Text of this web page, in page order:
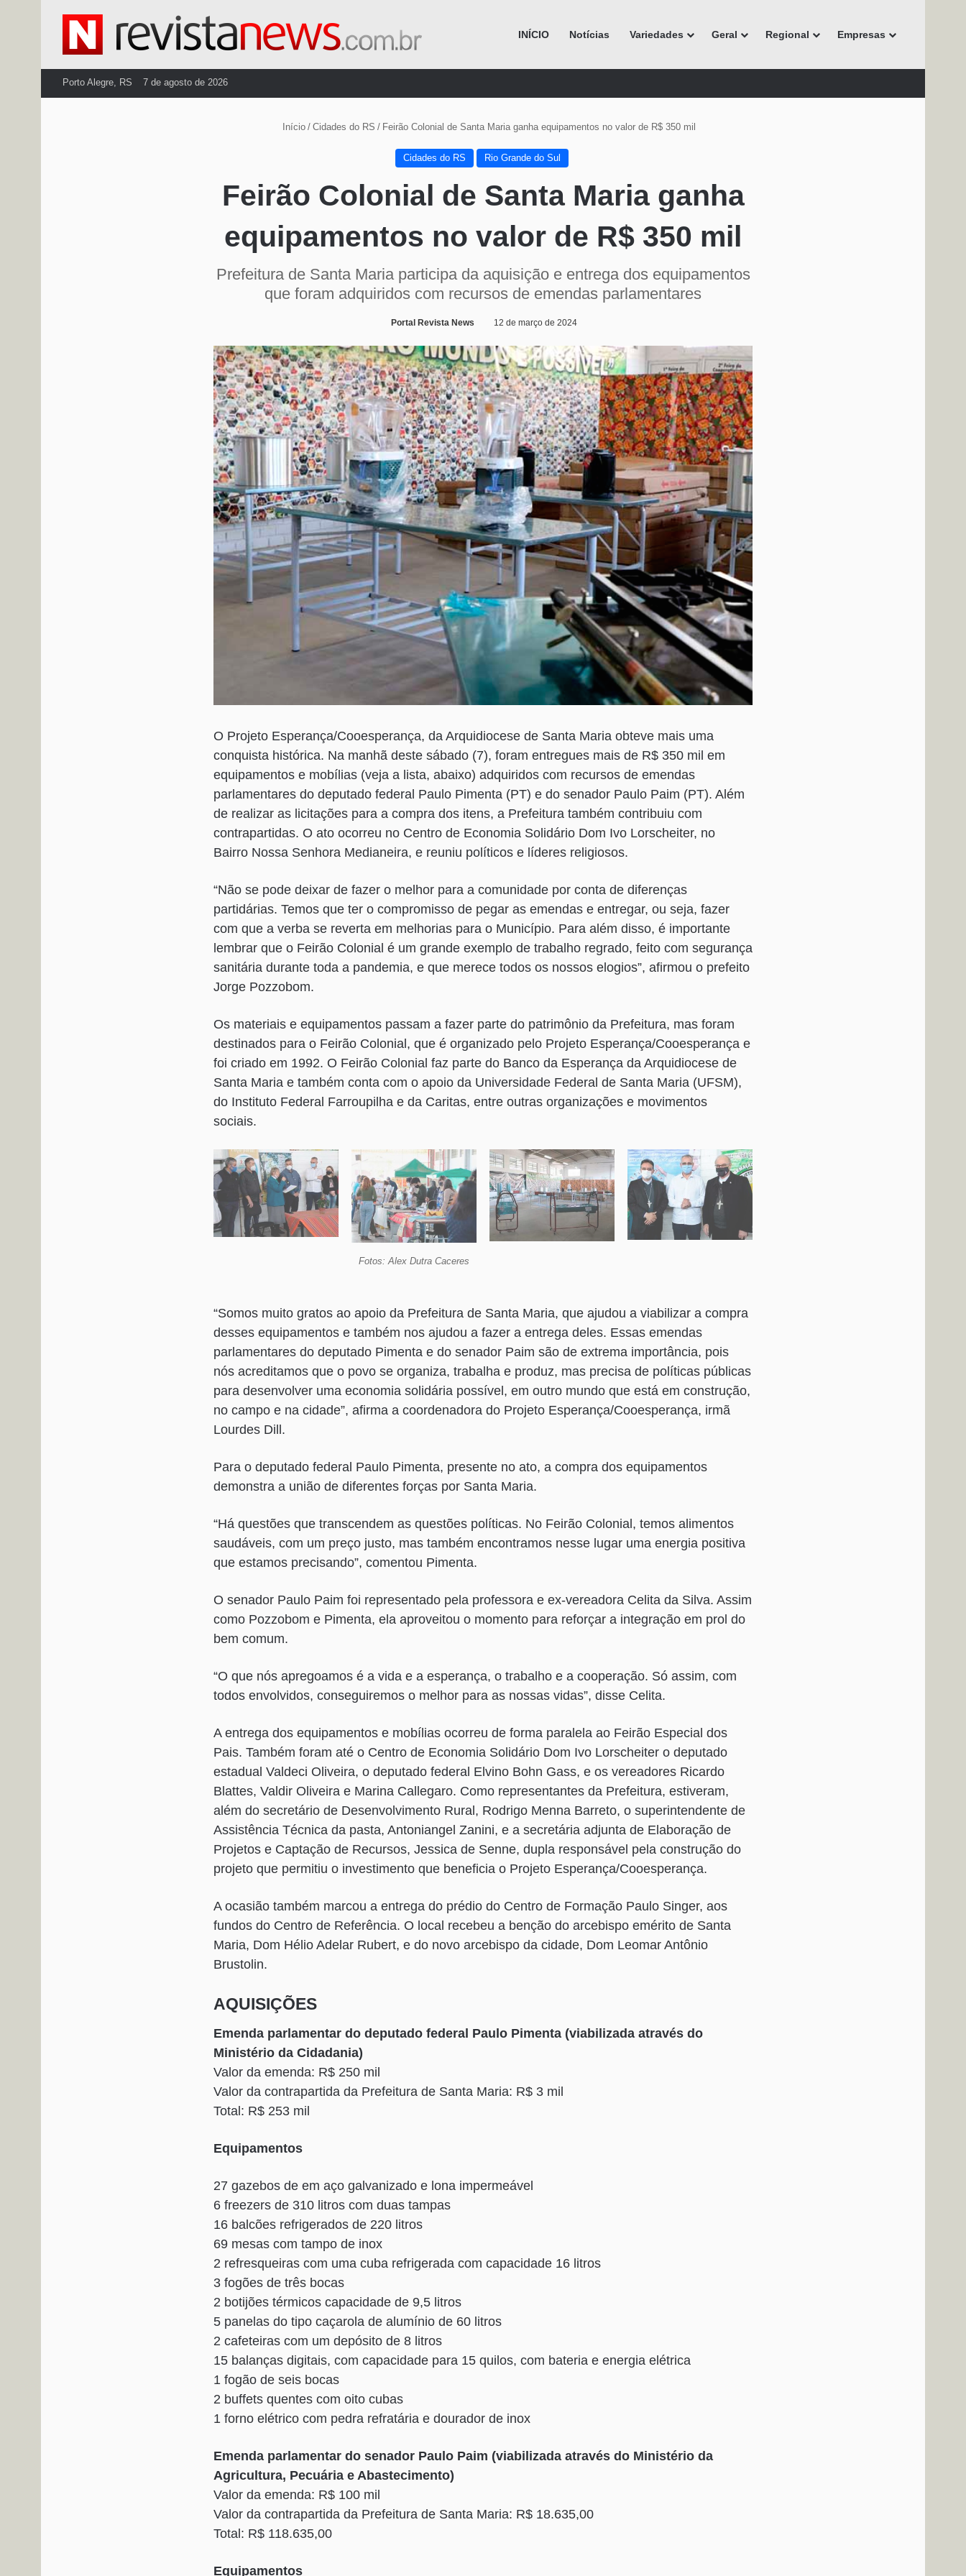
INÍCIO Notícias Variedades Geral Regional Empresas
Porto Alegre, RS 7 de agosto de 2026
Início / Cidades do RS / Feirão Colonial de Santa Maria ganha equipamentos no valor de R$ 350 mil
Cidades do RS Rio Grande do Sul
Feirão Colonial de Santa Maria ganha
equipamentos no valor de R$ 350 mil
Prefeitura de Santa Maria participa da aquisição e entrega dos equipamentos
que foram adquiridos com recursos de emendas parlamentares
Portal Revista News 12 de março de 2024
O Projeto Esperança/Cooesperança, da Arquidiocese de Santa Maria obteve mais uma
conquista histórica. Na manhã deste sábado (7), foram entregues mais de R$ 350 mil em
equipamentos e mobílias (veja a lista, abaixo) adquiridos com recursos de emendas
parlamentares do deputado federal Paulo Pimenta (PT) e do senador Paulo Paim (PT). Além
de realizar as licitações para a compra dos itens, a Prefeitura também contribuiu com
contrapartidas. O ato ocorreu no Centro de Economia Solidário Dom Ivo Lorscheiter, no
Bairro Nossa Senhora Medianeira, e reuniu políticos e líderes religiosos.
“Não se pode deixar de fazer o melhor para a comunidade por conta de diferenças
partidárias. Temos que ter o compromisso de pegar as emendas e entregar, ou seja, fazer
com que a verba se reverta em melhorias para o Município. Para além disso, é importante
lembrar que o Feirão Colonial é um grande exemplo de trabalho regrado, feito com segurança
sanitária durante toda a pandemia, e que merece todos os nossos elogios”, afirmou o prefeito
Jorge Pozzobom.
Os materiais e equipamentos passam a fazer parte do patrimônio da Prefeitura, mas foram
destinados para o Feirão Colonial, que é organizado pelo Projeto Esperança/Cooesperança e
foi criado em 1992. O Feirão Colonial faz parte do Banco da Esperança da Arquidiocese de
Santa Maria e também conta com o apoio da Universidade Federal de Santa Maria (UFSM),
do Instituto Federal Farroupilha e da Caritas, entre outras organizações e movimentos
sociais.
Fotos: Alex Dutra Caceres
“Somos muito gratos ao apoio da Prefeitura de Santa Maria, que ajudou a viabilizar a compra
desses equipamentos e também nos ajudou a fazer a entrega deles. Essas emendas
parlamentares do deputado Pimenta e do senador Paim são de extrema importância, pois
nós acreditamos que o povo se organiza, trabalha e produz, mas precisa de políticas públicas
para desenvolver uma economia solidária possível, em outro mundo que está em construção,
no campo e na cidade”, afirma a coordenadora do Projeto Esperança/Cooesperança, irmã
Lourdes Dill.
Para o deputado federal Paulo Pimenta, presente no ato, a compra dos equipamentos
demonstra a união de diferentes forças por Santa Maria.
“Há questões que transcendem as questões políticas. No Feirão Colonial, temos alimentos
saudáveis, com um preço justo, mas também encontramos nesse lugar uma energia positiva
que estamos precisando”, comentou Pimenta.
O senador Paulo Paim foi representado pela professora e ex-vereadora Celita da Silva. Assim
como Pozzobom e Pimenta, ela aproveitou o momento para reforçar a integração em prol do
bem comum.
“O que nós apregoamos é a vida e a esperança, o trabalho e a cooperação. Só assim, com
todos envolvidos, conseguiremos o melhor para as nossas vidas”, disse Celita.
A entrega dos equipamentos e mobílias ocorreu de forma paralela ao Feirão Especial dos
Pais. Também foram até o Centro de Economia Solidário Dom Ivo Lorscheiter o deputado
estadual Valdeci Oliveira, o deputado federal Elvino Bohn Gass, e os vereadores Ricardo
Blattes, Valdir Oliveira e Marina Callegaro. Como representantes da Prefeitura, estiveram,
além do secretário de Desenvolvimento Rural, Rodrigo Menna Barreto, o superintendente de
Assistência Técnica da pasta, Antoniangel Zanini, e a secretária adjunta de Elaboração de
Projetos e Captação de Recursos, Jessica de Senne, dupla responsável pela construção do
projeto que permitiu o investimento que beneficia o Projeto Esperança/Cooesperança.
A ocasião também marcou a entrega do prédio do Centro de Formação Paulo Singer, aos
fundos do Centro de Referência. O local recebeu a benção do arcebispo emérito de Santa
Maria, Dom Hélio Adelar Rubert, e do novo arcebispo da cidade, Dom Leomar Antônio
Brustolin.
AQUISIÇÕES
Emenda parlamentar do deputado federal Paulo Pimenta (viabilizada através do
Ministério da Cidadania)
Valor da emenda: R$ 250 mil
Valor da contrapartida da Prefeitura de Santa Maria: R$ 3 mil
Total: R$ 253 mil
Equipamentos
27 gazebos de em aço galvanizado e lona impermeável
6 freezers de 310 litros com duas tampas
16 balcões refrigerados de 220 litros
69 mesas com tampo de inox
2 refresqueiras com uma cuba refrigerada com capacidade 16 litros
3 fogões de três bocas
2 botijões térmicos capacidade de 9,5 litros
5 panelas do tipo caçarola de alumínio de 60 litros
2 cafeteiras com um depósito de 8 litros
15 balanças digitais, com capacidade para 15 quilos, com bateria e energia elétrica
1 fogão de seis bocas
2 buffets quentes com oito cubas
1 forno elétrico com pedra refratária e dourador de inox
Emenda parlamentar do senador Paulo Paim (viabilizada através do Ministério da
Agricultura, Pecuária e Abastecimento)
Valor da emenda: R$ 100 mil
Valor da contrapartida da Prefeitura de Santa Maria: R$ 18.635,00
Total: R$ 118.635,00
Equipamentos